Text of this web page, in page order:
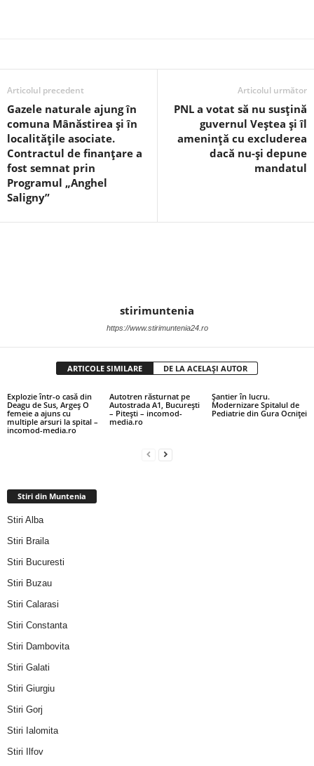
Articolul precedent
Gazele naturale ajung în
comuna Mânăstirea și în
localitățile asociate.
Contractul de finanțare a
fost semnat prin
Programul „Anghel
Saligny”
Articolul următor
PNL a votat să nu susțină
guvernul Veștea și îl
amenință cu excluderea
dacă nu-și depune
mandatul
stirimuntenia
https://www.stirimuntenia24.ro
ARTICOLE SIMILARE DE LA ACELAȘI AUTOR
Explozie într-o casă din
Deagu de Sus, Argeș O
femeie a ajuns cu
multiple arsuri la spital –
incomod-media.ro
Autotren răsturnat pe
Autostrada A1, București
– Pitești – incomod-
media.ro
Șantier în lucru.
Modernizare Spitalul de
Pediatrie din Gura Ocniței
Stiri din Muntenia
Stiri Alba
Stiri Braila
Stiri Bucuresti
Stiri Buzau
Stiri Calarasi
Stiri Constanta
Stiri Dambovita
Stiri Galati
Stiri Giurgiu
Stiri Gorj
Stiri Ialomita
Stiri Ilfov